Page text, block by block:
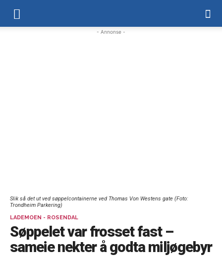
- Annonse -
Slik så det ut ved søppelcontainerne ved Thomas Von Westens gate (Foto:
Trondheim Parkering)
LADEMOEN - ROSENDAL
Søppelet var frosset fast –
sameie nekter å godta miljøgebyr